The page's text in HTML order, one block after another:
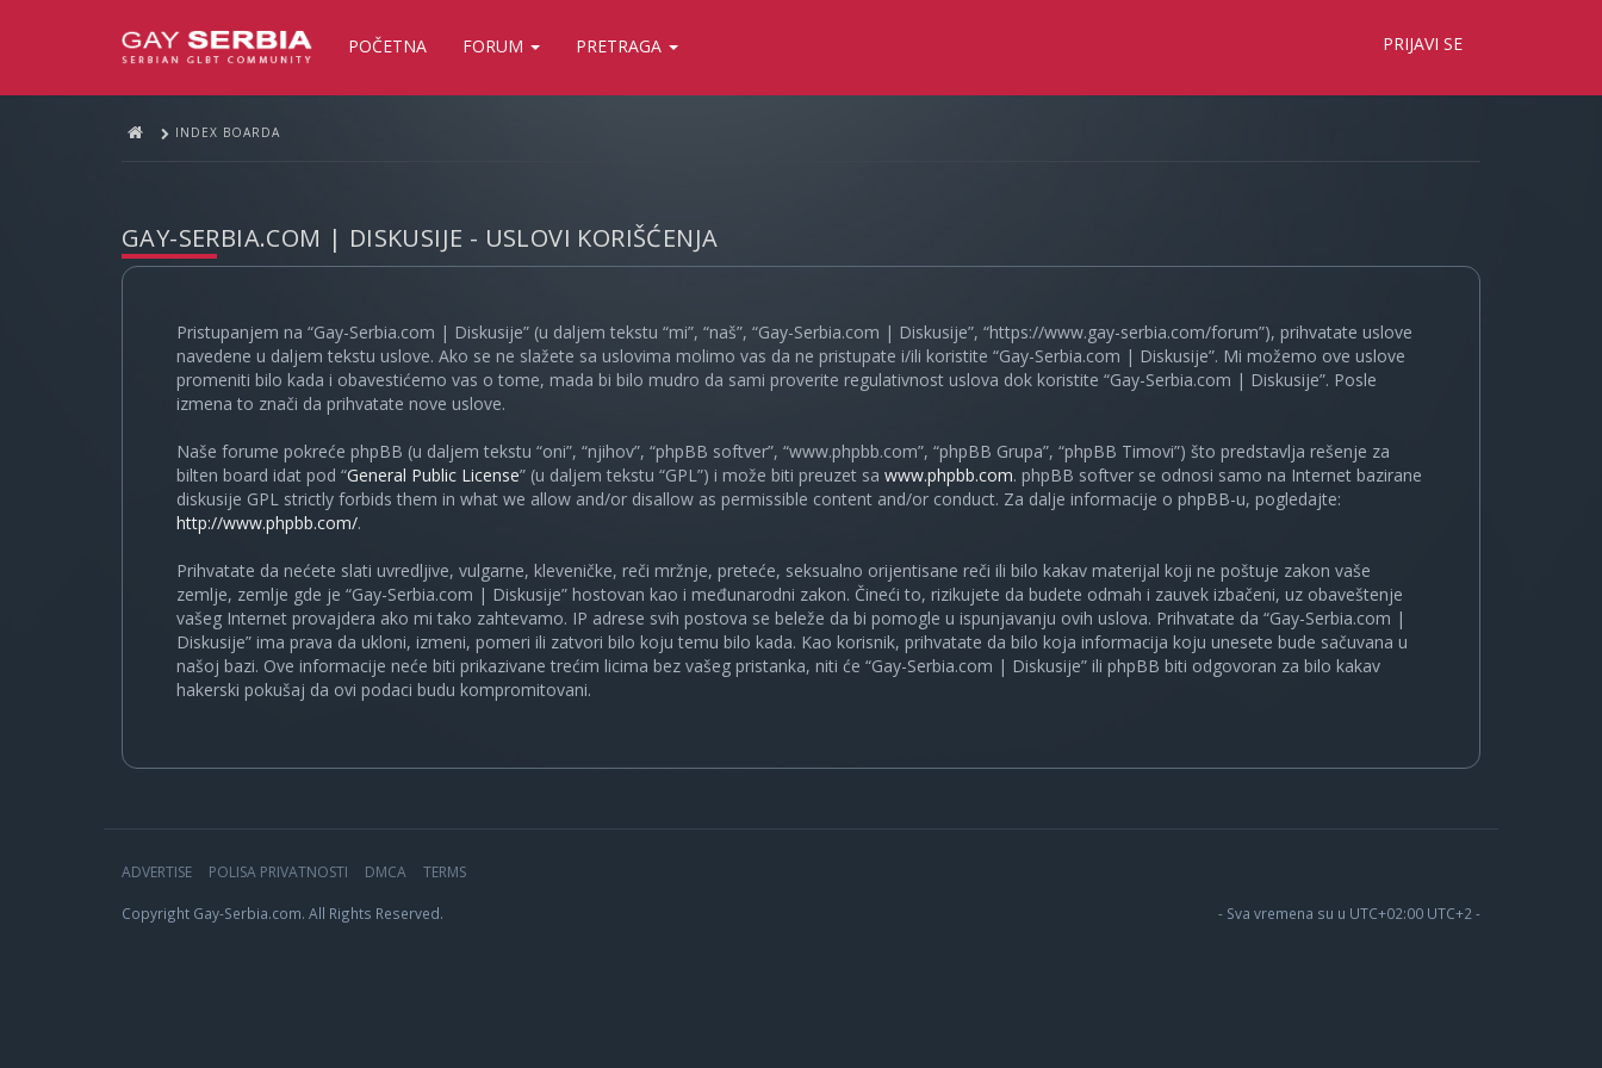
POČETNA FORUM PRETRAGA PRIJAVI SE
INDEX BOARDA
GAY-SERBIA.COM | DISKUSIJE - USLOVI KORIŠĆENJA
Pristupanjem na “Gay-Serbia.com | Diskusije” (u daljem tekstu “mi”, “naš”, “Gay-Serbia.com | Diskusije”, “https://www.gay-serbia.com/forum”), prihvatate uslove
navedene u daljem tekstu uslove. Ako se ne slažete sa uslovima molimo vas da ne pristupate i/ili koristite “Gay-Serbia.com | Diskusije”. Mi možemo ove uslove
promeniti bilo kada i obavestićemo vas o tome, mada bi bilo mudro da sami proverite regulativnost uslova dok koristite “Gay-Serbia.com | Diskusije”. Posle
izmena to znači da prihvatate nove uslove.
Naše forume pokreće phpBB (u daljem tekstu “oni”, “njihov”, “phpBB softver”, “www.phpbb.com”, “phpBB Grupa”, “phpBB Timovi”) što predstavlja rešenje za
bilten board idat pod “General Public License” (u daljem tekstu “GPL”) i može biti preuzet sa www.phpbb.com. phpBB softver se odnosi samo na Internet bazirane
diskusije GPL strictly forbids them in what we allow and/or disallow as permissible content and/or conduct. Za dalje informacije o phpBB-u, pogledajte:
http://www.phpbb.com/.
Prihvatate da nećete slati uvredljive, vulgarne, kleveničke, reči mržnje, preteće, seksualno orijentisane reči ili bilo kakav materijal koji ne poštuje zakon vaše
zemlje, zemlje gde je “Gay-Serbia.com | Diskusije” hostovan kao i međunarodni zakon. Čineći to, rizikujete da budete odmah i zauvek izbačeni, uz obaveštenje
vašeg Internet provajdera ako mi tako zahtevamo. IP adrese svih postova se beleže da bi pomogle u ispunjavanju ovih uslova. Prihvatate da “Gay-Serbia.com |
Diskusije” ima prava da ukloni, izmeni, pomeri ili zatvori bilo koju temu bilo kada. Kao korisnik, prihvatate da bilo koja informacija koju unesete bude sačuvana u
našoj bazi. Ove informacije neće biti prikazivane trećim licima bez vašeg pristanka, niti će “Gay-Serbia.com | Diskusije” ili phpBB biti odgovoran za bilo kakav
hakerski pokušaj da ovi podaci budu kompromitovani.
ADVERTISE POLISA PRIVATNOSTI DMCA TERMS
Copyright Gay-Serbia.com. All Rights Reserved. - Sva vremena su u UTC+02:00 UTC+2 -